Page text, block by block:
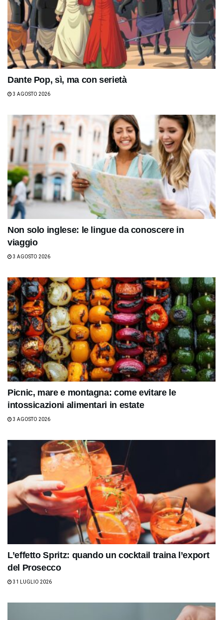
Dante Pop, sì, ma con serietà
3 AGOSTO 2026
Non solo inglese: le lingue da conoscere in
viaggio
3 AGOSTO 2026
Picnic, mare e montagna: come evitare le
intossicazioni alimentari in estate
3 AGOSTO 2026
L’effetto Spritz: quando un cocktail traina l’export
del Prosecco
31 LUGLIO 2026